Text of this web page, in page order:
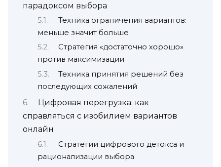
парадоксом выбора
Техника ограничения вариантов:
меньше значит больше
Стратегия «достаточно хорошо»
против максимизации
Техника принятия решений без
последующих сожалений
Цифровая перегрузка: как
справляться с изобилием вариантов
онлайн
Стратегии цифрового детокса и
рационализации выбора